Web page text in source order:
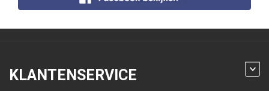
KLANTENSERVICE